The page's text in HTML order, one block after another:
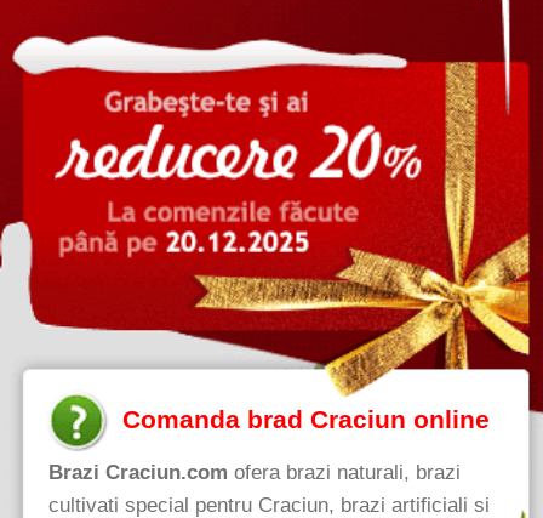
Comanda brad Craciun online
Brazi Craciun.com ofera brazi naturali, brazi
cultivati special pentru Craciun, brazi artificiali si